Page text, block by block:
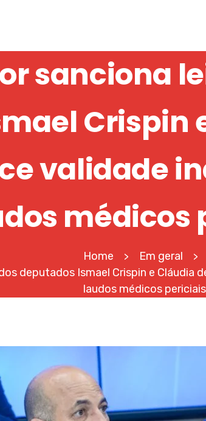
sanciona
Crispin
validade
médicos
Home > Em geral >
deputados Ismael Crispin e Cláudia
laudos médicos periciais